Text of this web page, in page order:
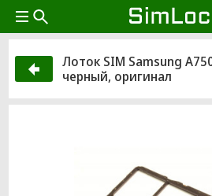
Лоток SIM Samsung
черный, оригинал